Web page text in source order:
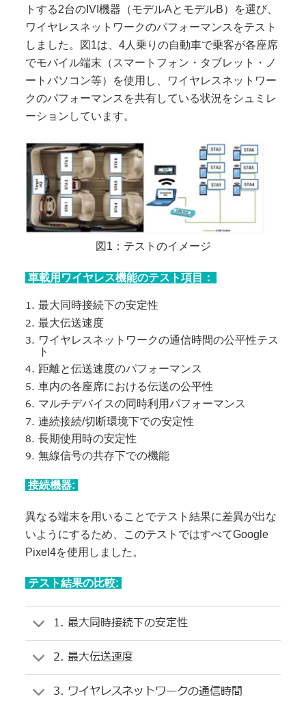
トする2台のIVI機器（モデルAとモデルB）を選び、
ワイヤレスネットワークのパフォーマンスをテスト
しました。図1は、4人乗りの自動車で乗客が各座席
でモバイル端末（スマートフォン・タブレット・ノ
ートパソコン等）を使用し、ワイヤレスネットワー
クのパフォーマンスを共有している状況をシュミレ
ーションしています。
図1：テストのイメージ
車載用ワイヤレス機能のテスト項目：
最大同時接続下の安定性
最大伝送速度
ワイヤレスネットワークの通信時間の公平性テス
ト
距離と伝送速度のパフォーマンス
車内の各座席における伝送の公平性
マルチデバイスの同時利用パフォーマンス
連続接続/切断環境下での安定性
長期使用時の安定性
無線信号の共存下での機能
接続機器:
異なる端末を用いることでテスト結果に差異が出な
いようにするため、このテストではすべてGoogle
Pixel4を使用しました。
テスト結果の比較:
1. 最大同時接続下の安定性
2. 最大伝送速度
3. ワイヤレスネットワークの通信時間